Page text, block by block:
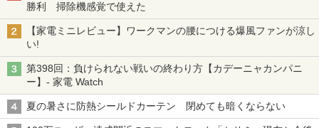
勝利 掃除機感覚で使えた
【家電ミニレビュー】ワークマンの腰につける爆風ファンが涼し
い!
第398回：負けられない戦いの終わり方【カデーニャカンパニ
ー】- 家電 Watch
夏の暑さに防熱シールドカーテン 閉めても暗くならない